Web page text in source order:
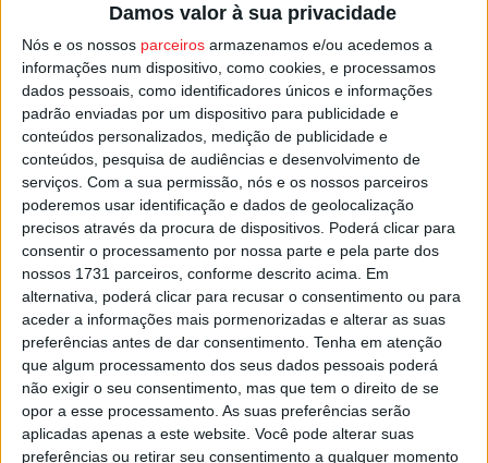
Damos valor à sua privacidade
Nós e os nossos parceiros armazenamos e/ou acedemos a
informações num dispositivo, como cookies, e processamos
dados pessoais, como identificadores únicos e informações
padrão enviadas por um dispositivo para publicidade e
conteúdos personalizados, medição de publicidade e
conteúdos, pesquisa de audiências e desenvolvimento de
serviços. Com a sua permissão, nós e os nossos parceiros
poderemos usar identificação e dados de geolocalização
precisos através da procura de dispositivos. Poderá clicar para
consentir o processamento por nossa parte e pela parte dos
nossos 1731 parceiros, conforme descrito acima. Em
alternativa, poderá clicar para recusar o consentimento ou para
aceder a informações mais pormenorizadas e alterar as suas
preferências antes de dar consentimento. Tenha em atenção
que algum processamento dos seus dados pessoais poderá
não exigir o seu consentimento, mas que tem o direito de se
opor a esse processamento. As suas preferências serão
aplicadas apenas a este website. Você pode alterar suas
preferências ou retirar seu consentimento a qualquer momento
Para dia 25 de maio está prevista a exibição de ‘Para
Sempre Mulher ’, de Kinuyo Tanaka, e a 01 de junho
‘Regresso a Seul’, de Davy Chou.
O ciclo ‘Respirar’ prossegue a 08 de junho com
‘Pacifiction’, de Albert Serra, para terminar a 15 de junho
com ‘As Bestas’, filme de Rodrigo Sorogoyen.
A entrada para o público geral é 5 euros, existindo
descontos para os associados do Cine Clube de Viseu,
estudantes do ensino superior, Amigos do Teatro Viriato
e Associados ACERT.
Jovens até aos 18 anos têm entrada gratuita.